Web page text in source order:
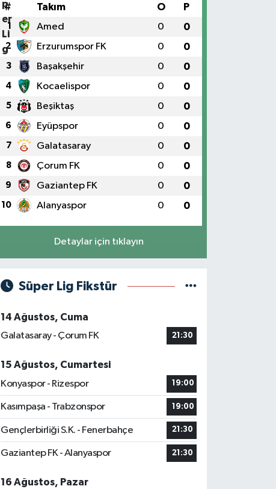
# Takım O P
1 Amed 0 0
2 Erzurumspor FK 0 0
3 Başakşehir 0 0
4 Kocaelispor 0 0
5 Beşiktaş 0 0
6 Eyüpspor 0 0
7 Galatasaray 0 0
8 Çorum FK 0 0
9 Gaziantep FK 0 0
10 Alanyaspor 0 0
Detaylar için tıklayın
Süper Lig Fikstür
14 Ağustos, Cuma
Galatasaray - Çorum FK
21:30
15 Ağustos, Cumartesi
Konyaspor - Rizespor
19:00
Kasımpaşa - Trabzonspor 19:00
Gençlerbirliği S.K. - Fenerbahçe 21:30
Gaziantep FK - Alanyaspor 21:30
16 Ağustos, Pazar